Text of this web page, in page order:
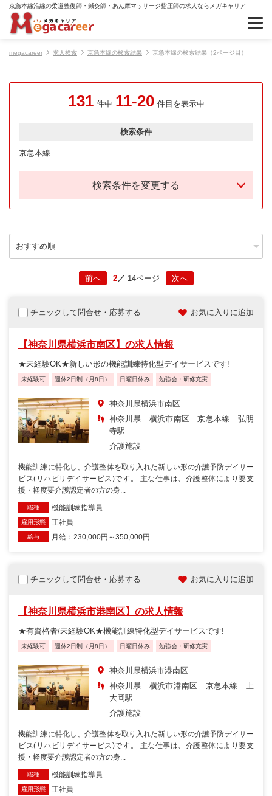
京急本線沿線の柔道整復師・鍼灸師・あん摩マッサージ指圧師の求人ならメガキャリア
megacareer 求人検索 京急本線の検索結果 京急本線の検索結果（2ページ目）
131 件中 11-20 件目を表示中
検索条件
京急本線
検索条件を変更する
前へ 2 14ページ 次へ
チェックして問合せ・応募する お気に入りに追加
【神奈川県横浜市南区】の求人情報
★未経験OK★新しい形の機能訓練特化型デイサービスです!
未経験可 週休2日制（月8日） 日曜日休み 勉強会・研修充実
神奈川県横浜市南区
神奈川県 横浜市南区 京急本線 弘明
寺駅
介護施設
機能訓練に特化し、介護整体を取り入れた新しい形の介護予防デイサー
ビス(リハビリデイサービス)です。 主な仕事は、介護整体により要支
援・軽度要介護認定者の方の身...
職種 機能訓練指導員
雇用形態 正社員
給与 月給：230,000円～350,000円
チェックして問合せ・応募する お気に入りに追加
【神奈川県横浜市港南区】の求人情報
★有資格者/未経験OK★機能訓練特化型デイサービスです!
未経験可 週休2日制（月8日） 日曜日休み 勉強会・研修充実
神奈川県横浜市港南区
神奈川県 横浜市港南区 京急本線 上
大岡駅
介護施設
機能訓練に特化し、介護整体を取り入れた新しい形の介護予防デイサー
ビス(リハビリデイサービス)です。 主な仕事は、介護整体により要支
援・軽度要介護認定者の方の身...
職種 機能訓練指導員
雇用形態 正社員